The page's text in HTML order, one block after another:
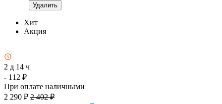
Удалить
Хит
Акция
2 д 14 ч
- 112 ₽
При оплате наличными
2 290 ₽ 2 402 ₽